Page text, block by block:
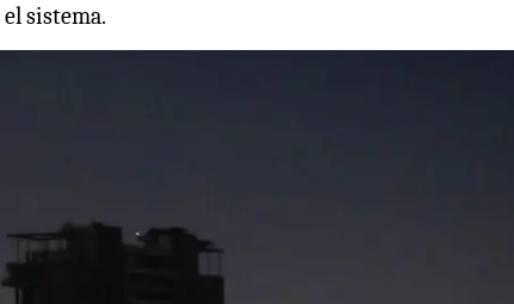
sistema.